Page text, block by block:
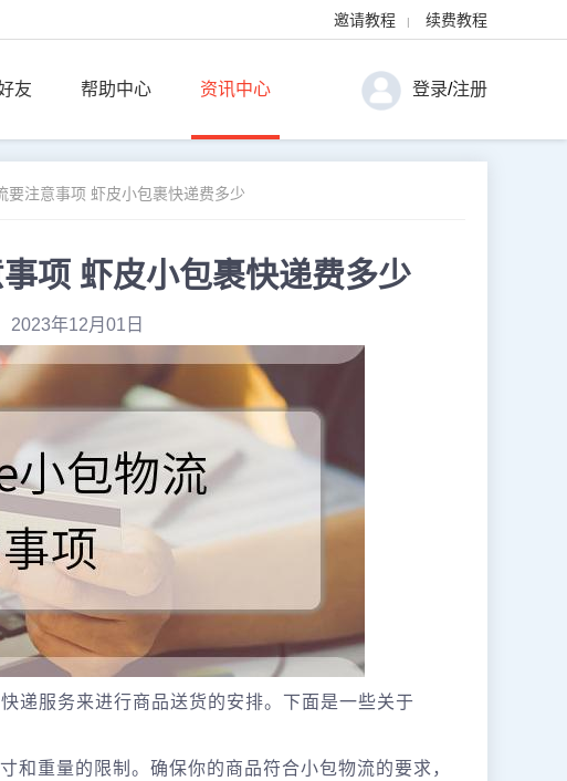
邀请教程 | 续费教程
友 帮助中心 资讯中心 登录/注册
要注意事项 虾皮小包裹快递费多少
项 虾皮小包裹快递费多少
2023年12月01日
递服务来进行商品送货的安排。下面是一些关于
重量的限制。确保你的商品符合小包物流的要求，